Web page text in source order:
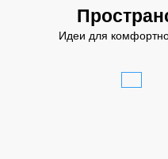
содержимомуИдеи для